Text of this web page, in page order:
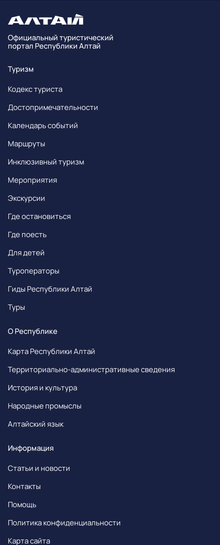
Официальный туристический
портал Республики Алтай
Туризм
Кодекс туриста
Достопримечательности
Календарь событий
Маршруты
Инклюзивный туризм
Мероприятия
Экскурсии
Где остановиться
Где поесть
Для детей
Туроператоры
Гиды Республики Алтай
Туры
О Республике
Карта Республики Алтай
Территориально-административные сведения
История и культура
Народные промыслы
Алтайский язык
Информация
Статьи и новости
Контакты
Помощь
Политика конфиденциальности
Карта сайта